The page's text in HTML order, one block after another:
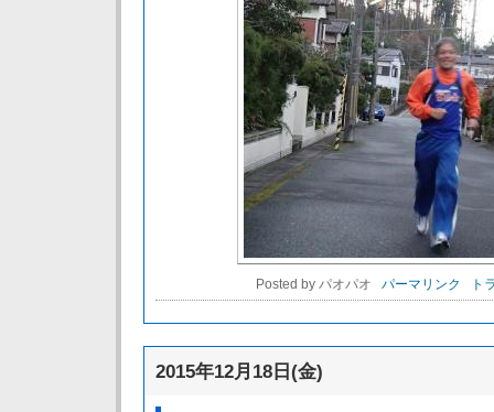
Posted by パオパオ パーマリンク ト
2015年12月18日(金)